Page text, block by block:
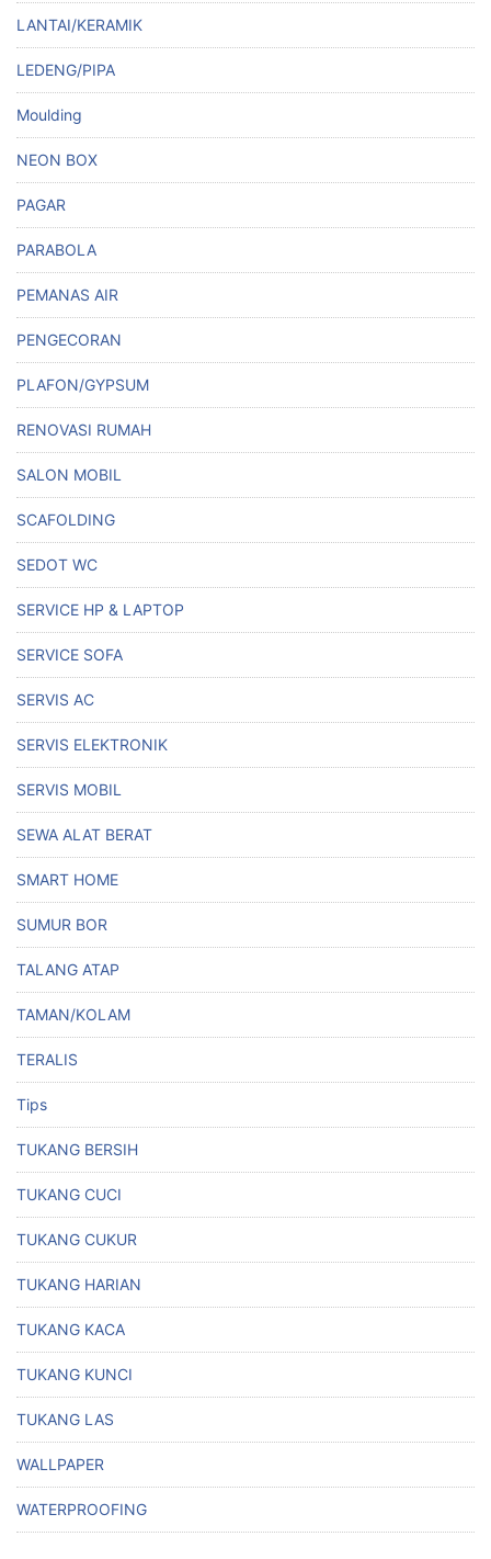
LANTAI/KERAMIK
LEDENG/PIPA
Moulding
NEON BOX
PAGAR
PARABOLA
PEMANAS AIR
PENGECORAN
PLAFON/GYPSUM
RENOVASI RUMAH
SALON MOBIL
SCAFOLDING
SEDOT WC
SERVICE HP & LAPTOP
SERVICE SOFA
SERVIS AC
SERVIS ELEKTRONIK
SERVIS MOBIL
SEWA ALAT BERAT
SMART HOME
SUMUR BOR
TALANG ATAP
TAMAN/KOLAM
TERALIS
Tips
TUKANG BERSIH
TUKANG CUCI
TUKANG CUKUR
TUKANG HARIAN
TUKANG KACA
TUKANG KUNCI
TUKANG LAS
WALLPAPER
WATERPROOFING